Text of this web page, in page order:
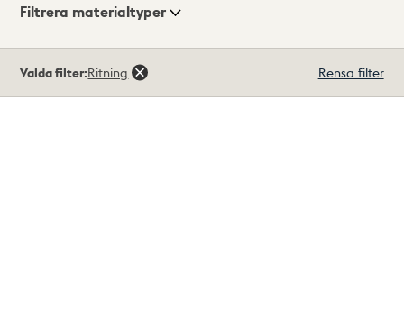
Visningsläge
Filtrera materialtyper
träffar
Valda filter:Ritning Rensa filter